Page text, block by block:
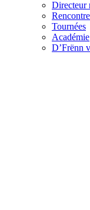
Directeur
Tournées
Académie
D’Frënn